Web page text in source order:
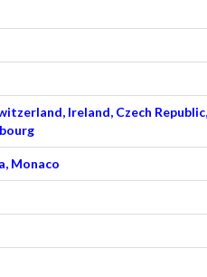
Ireland, Czech Republic,
Monaco